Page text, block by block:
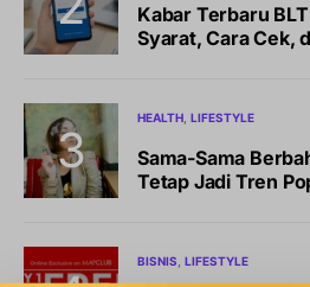
Kabar Terbaru
Syarat, Cara Cek,
HEALTH LIFESTYLE
Sama-Sama
Tetap Jadi Tren
BISNIS LIFESTYLE